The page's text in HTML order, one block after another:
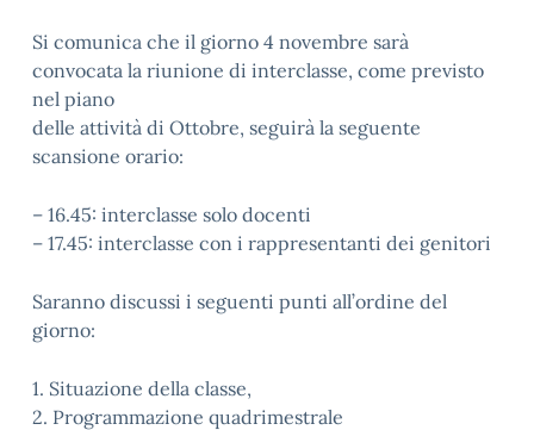
Si comunica che il giorno 4 novembre sarà
convocata la riunione di interclasse, come previsto
nel piano
delle attività di Ottobre, seguirà la seguente
scansione orario:
– 16.45: interclasse solo docenti
– 17.45: interclasse con i rappresentanti dei genitori
Saranno discussi i seguenti punti all’ordine del
giorno:
1. Situazione della classe,
2. Programmazione quadrimestrale